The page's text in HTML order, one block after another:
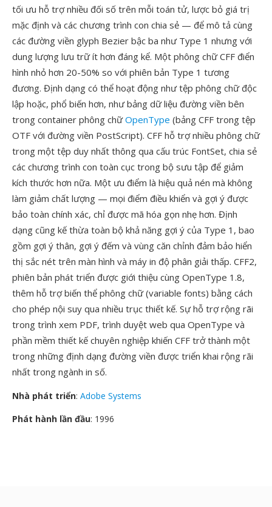
tối ưu hỗ trợ nhiều đối số trên mỗi toán tử, lược bỏ giá trị
mặc định và các chương trình con chia sẻ — để mô tả cùng
các đường viền glyph Bezier bậc ba như Type 1 nhưng với
dung lượng lưu trữ ít hơn đáng kể. Một phông chữ CFF điển
hình nhỏ hơn 20-50% so với phiên bản Type 1 tương
đương. Định dạng có thể hoạt động như tệp phông chữ độc
lập hoặc, phổ biến hơn, như bảng dữ liệu đường viền bên
trong container phông chữOpenType (bảng CFF trong tệp
OTF với đường viền PostScript). CFF hỗ trợ nhiều phông chữ
trong một tệp duy nhất thông qua cấu trúc FontSet, chia sẻ
các chương trình con toàn cục trong bộ sưu tập để giảm
kích thước hơn nữa. Một ưu điểm là hiệu quả nén mà không
làm giảm chất lượng — mọi điểm điều khiển và gợi ý được
bảo toàn chính xác, chỉ được mã hóa gọn nhẹ hơn. Định
dạng cũng kế thừa toàn bộ khả năng gợi ý của Type 1, bao
gồm gợi ý thân, gợi ý đếm và vùng căn chỉnh đảm bảo hiển
thị sắc nét trên màn hình và máy in độ phân giải thấp. CFF2,
phiên bản phát triển được giới thiệu cùng OpenType 1.8,
thêm hỗ trợ biến thể phông chữ (variable fonts) bằng cách
cho phép nội suy qua nhiều trục thiết kế. Sự hỗ trợ rộng rãi
trong trình xem PDF, trình duyệt web qua OpenType và
phần mềm thiết kế chuyên nghiệp khiến CFF trở thành một
trong những định dạng đường viền được triển khai rộng rãi
nhất trong ngành in số.
Nhà phát triển: Adobe Systems
Phát hành lần đầu: 1996